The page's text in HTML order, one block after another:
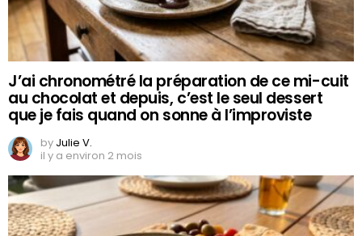
J’ai chronométré la préparation de ce mi-cuit
au chocolat et depuis, c’est le seul dessert
que je fais quand on sonne à l’improviste
by Julie V.
il y a environ 2 mois